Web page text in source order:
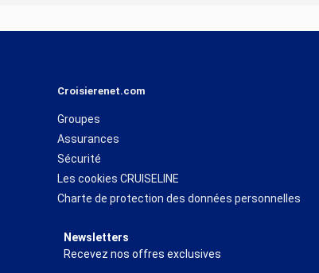
Croisierenet.com
Groupes
Assurances
Sécurité
Les cookies CRUISELINE
Charte de protection des données personnelles
Newsletters
Recevez nos offres exclusives